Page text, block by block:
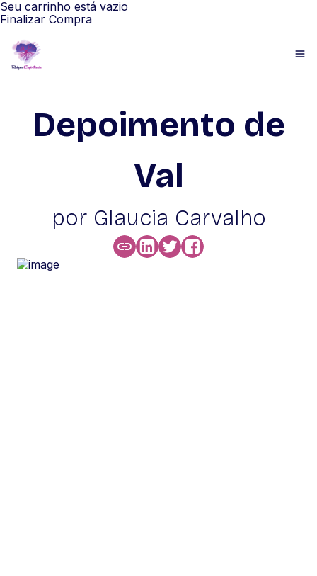
Seu carrinho está vazio
Finalizar Compra
Depoimento de
Val
por Glaucia Carvalho